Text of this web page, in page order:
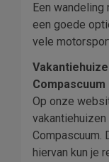
Een
een goede
vele
Compascuum
Op onze
Compascuum.
hiervan kun je